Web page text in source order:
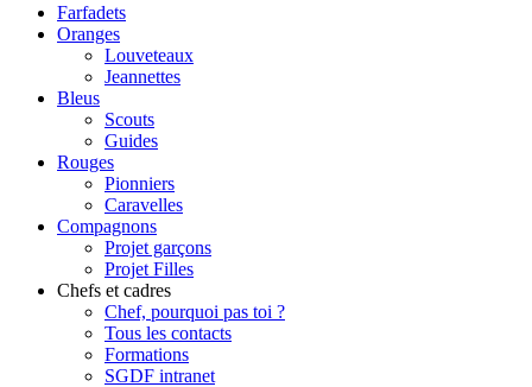
Farfadets
Oranges
Louveteaux
Jeannettes
Bleus
Scouts
Guides
Rouges
Pionniers
Caravelles
Compagnons
Projet garçons
Projet Filles
Chefs et cadres
Chef, pourquoi pas toi ?
Tous les contacts
Formations
SGDF intranet